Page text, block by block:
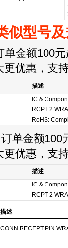
似型号
金额100元
更优惠，支
描述
IC &
RCPT 2
RoHS:
单金额100
更优惠，支
描述
IC &
RCPT 2
描述
CONN RECEPT PIN